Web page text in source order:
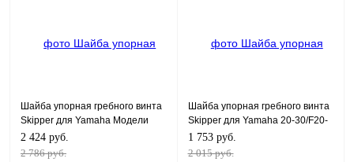
Шайба упорная гребного винта
Skipper для Yamaha Модели
техники:25-60HP
2 424 руб.
2 786 руб.
Шайба упорная гребного винта
Skipper для Yamaha 20-30/F20-
45 Модели техники: 20-30HP
1 753 руб.
2 015 руб.